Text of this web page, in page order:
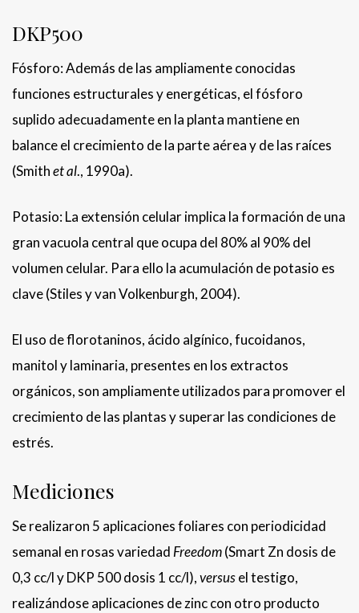
DKP500
Fósforo: Además de las ampliamente conocidas
funciones estructurales y energéticas, el fósforo
suplido adecuadamente en la planta mantiene en
balance el crecimiento de la parte aérea y de las raíces
(Smithet al., 1990a).
Potasio: La extensión celular implica la formación de una
gran vacuola central que ocupa del 80% al 90% del
volumen celular. Para ello la acumulación de potasio es
clave (Stiles y van Volkenburgh, 2004).
El uso de florotaninos, ácido algínico, fucoidanos,
manitol y laminaria, presentes en los extractos
orgánicos, son ampliamente utilizados para promover el
crecimiento de las plantas y superar las condiciones de
estrés.
Mediciones
Se realizaron 5 aplicaciones foliares con periodicidad
semanal en rosas variedad Freedom(Smart Zn dosis de
0,3 cc/l y DKP 500 dosis 1 cc/l),versusel testigo,
realizándose aplicaciones de zinc con otro producto